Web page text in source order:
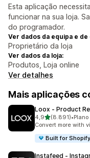
Esta aplicação
funcionar na sua loja.
do programador.
Ver dados da equipa e
Proprietário da loja
Ver dados da loja:
Produtos, Loja online
Ver detalhes
Mais aplicações
Loox ‑ Product
4,9de 5 estrelas
(8.891)
8891 total de•
Convert more with
Built for Shopify
Instafeed ‑